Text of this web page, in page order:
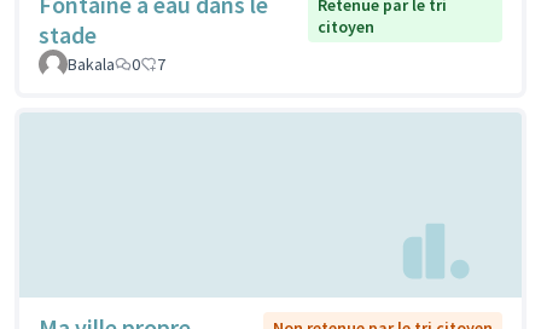
stade
Retenue par le tri
citoyen
Bakala
0 7